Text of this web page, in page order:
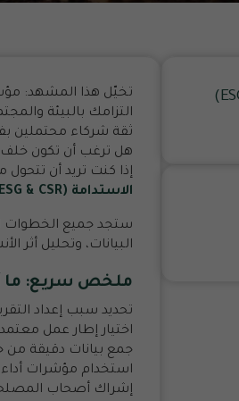
كيفية اعداد تقارير الاستدامة (ESG & CSR)
تخيّل هذا المشهد:
التزامك بالبيئة
ثقة شركاء محتملين
هل ترغب أن تكون خلف
إذا كنت تريد أن
الاستدامة (ESG & CSR
ستجد جميع الخطوات
البيانات، وتحليل
ملخص سريع: ما
تحديد سبب إعداد
اختيار إطار عمل
جمع بيانات دقيقة
استخدام مؤشرات أداء
إشراك أصحاب